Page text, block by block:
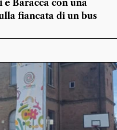
e Baracca con una
fiancata di un bus